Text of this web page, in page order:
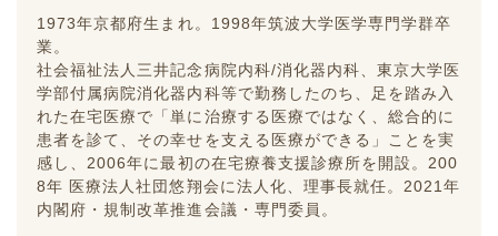
1973年京都府生まれ。1998年筑波大学医学専門学群卒
業。
社会福祉法人三井記念病院内科/消化器内科、東京大学医
学部付属病院消化器内科等で勤務したのち、足を踏み入
れた在宅医療で「単に治療する医療ではなく、総合的に
患者を診て、その幸せを支える医療ができる」ことを実
感し、2006年に最初の在宅療養支援診療所を開設。200
8年 医療法人社団悠翔会に法人化、理事長就任。2021年
内閣府・規制改革推進会議・専門委員。